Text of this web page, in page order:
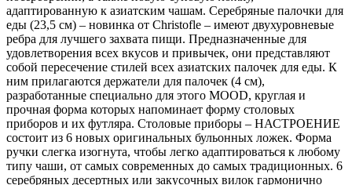
адаптированную к азиатским чашам. Серебряные палочки для
еды (23,5 см) – новинка от Christofle – имеют двухуровневые
ребра для лучшего захвата пищи. Предназначенные для
удовлетворения всех вкусов и привычек, они представляют
собой пересечение стилей всех азиатских палочек для еды. К
ним прилагаются держатели для палочек (4 см),
разработанные специально для этого MOOD, круглая и
прочная форма которых напоминает форму столовых
приборов и их футляра. Столовые приборы – НАСТРОЕНИЕ
состоит из 6 новых оригинальных бульонных ложек. Форма
ручки слегка изогнута, чтобы легко адаптироваться к любому
типу чаши, от самых современных до самых традиционных. 6
серебряных десертных или закусочных вилок гармонично